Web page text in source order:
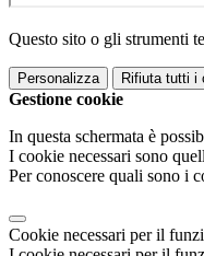
Questo sito o gli strumenti
Personalizza Rifiuta tutti i
Gestione cookie
In questa schermata è
I cookie necessari sono
Per conoscere quali sono i
Cookie necessari per il